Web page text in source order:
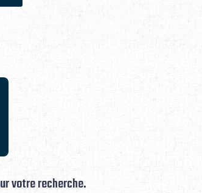
votre recherche.